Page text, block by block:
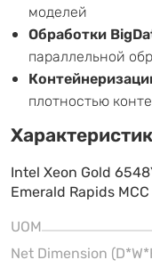
моделей
Обработки
параллельной
плотностью
Intel Xeon Gold
Emerald Rapids
UOM
Net Dimension